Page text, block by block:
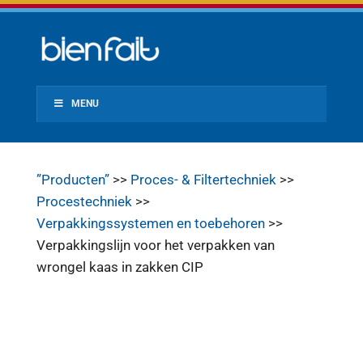
MENU
”Producten”>> Proces- & Filtertechniek>>
Procestechniek>>
Verpakkingssystemen en toebehoren>>
Verpakkingslijn voor het verpakken van
wrongel kaas in zakken CIP